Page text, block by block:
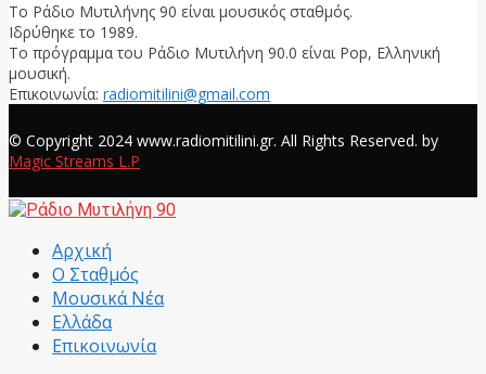
Το Ράδιο Μυτιλήνης 90 είναι μουσικός σταθμός.
Ιδρύθηκε το 1989.
Το πρόγραμμα του Ράδιο Μυτιλήνη 90.0 είναι Pop, Ελληνική
μουσική.
Επικοινωνία: radiomitilini@gmail.com
© Copyright 2024 www.radiomitilini.gr. All Rights Reserved. by
Magic Streams L.P
Αρχική
Ο Σταθμός
Μουσικά Νέα
Ελλάδα
Επικοινωνία